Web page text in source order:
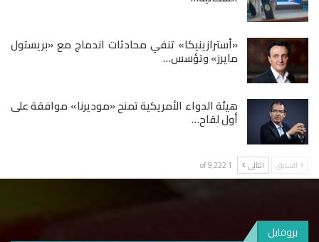
«أسترازينيكا» تنفي محادثات اندماج مع «بريستول
مايرز» وتؤسس…
هيئة الدواء الأمريكية تمنح «موديرنا» موافقة على
أول لقاح…
السابق التالى 1 of 9٬222
بروفايل